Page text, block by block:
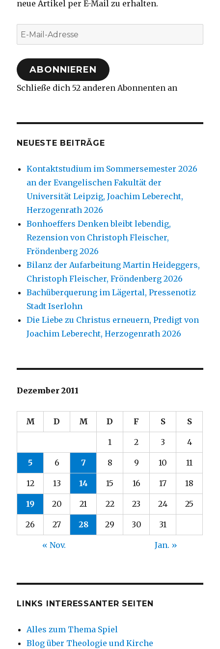
neue Artikel per E-Mail zu erhalten.
E-
Mail-
Adresse
ABONNIEREN
Schließe dich 52 anderen Abonnenten an
NEUESTE BEITRÄGE
Kontaktstudium im Sommersemester 2026
an der Evangelischen Fakultät der
Universität Leipzig, Joachim Leberecht,
Herzogenrath 2026
Bonhoeffers Denken bleibt lebendig,
Rezension von Christoph Fleischer,
Fröndenberg 2026
Bilanz der Aufarbeitung Martin Heideggers,
Christoph Fleischer, Fröndenberg 2026
Bachüberquerung im Lägertal, Pressenotiz
Stadt Iserlohn
Die Liebe zu Christus erneuern, Predigt von
Joachim Leberecht, Herzogenrath 2026
Dezember 2011
M D M D F S S
1 2 3 4
5 6 7 8 9 10 11
12 13 14 15 16 17 18
19 20 21 22 23 24 25
26 27 28 29 30 31
« Nov. Jan. »
LINKS INTERESSANTER SEITEN
Alles zum Thema Spiel
Blog über Theologie und Kirche